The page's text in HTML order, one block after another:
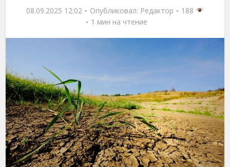
08.09.2025 12:02 Опубликовал: Редактор
188
1 мин на чтение